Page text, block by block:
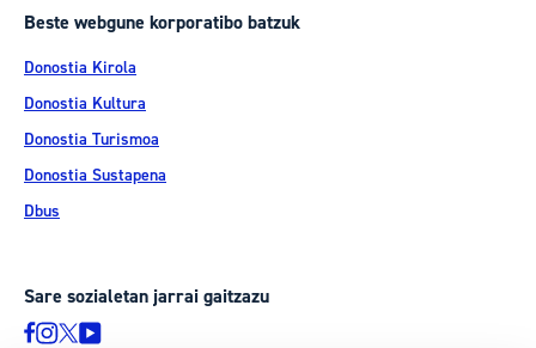
Beste webgune korporatibo batzuk
Donostia Kirola
Donostia Kultura
Donostia Turismoa
Donostia Sustapena
Dbus
Sare sozialetan jarrai gaitzazu